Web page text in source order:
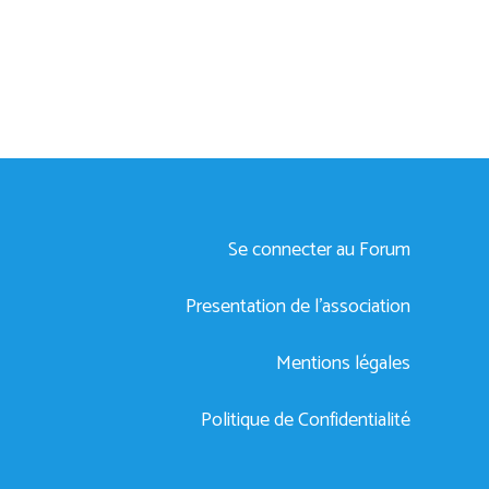
Se connecter au Forum
Presentation de l’association
Mentions légales
Politique de Confidentialité